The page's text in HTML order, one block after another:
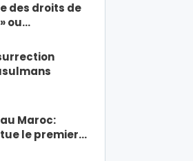
des droits de
ou…
Maroc:
le premier…